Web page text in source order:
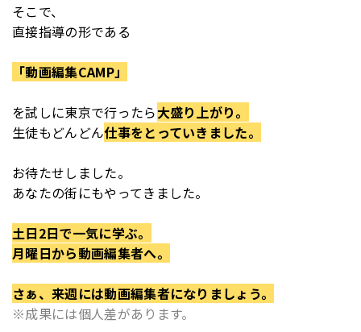
そこで、
直接指導の形である
「動画編集CAMP」
を試しに東京で行ったら大盛り上がり。
生徒もどんどん仕事をとっていきました。
お待たせしました。
あなたの街にもやってきました。
土日2日で一気に学ぶ。
月曜日から動画編集者へ。
さぁ、来週には動画編集者になりましょう。
※成果には個人差があります。